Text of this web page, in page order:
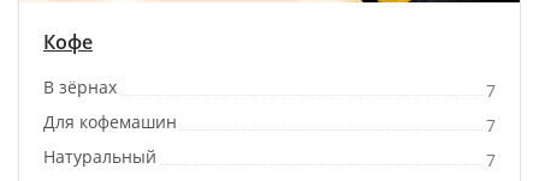
Кофе
В зёрнах
7
Для кофемашин
7
Натуральный
7